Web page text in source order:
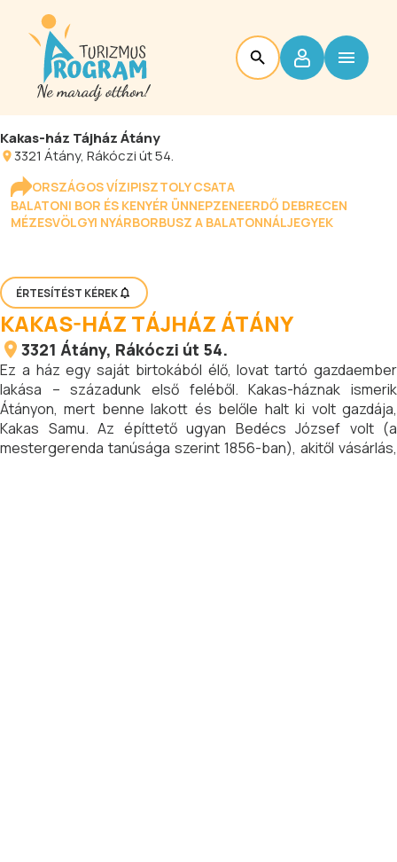
Kakas-ház Tájház Átány
3321 Átány, Rákóczi út 54.
ORSZÁGOS VÍZIPISZTOLY CSATA
BALATONI BOR ÉS KENYÉR ÜNNEPZENEERDŐ DEBRECEN
MÉZESVÖLGYI NYÁRBORBUSZ A BALATONNÁLJEGYEK
ÉRTESÍTÉST KÉREK
KAKAS-HÁZ TÁJHÁZ ÁTÁNY
3321 Átány, Rákóczi út 54.
Ez a ház egy saját birtokából élő, lovat tartó gazdaember
lakása – századunk első feléből. Kakas-háznak ismerik
Átányon, mert benne lakott és belőle halt ki volt gazdája,
Kakas Samu. Az építtető ugyan Bedécs József volt (a
mestergerenda tanúsága szerint 1856-ban), akitől vásárlás,